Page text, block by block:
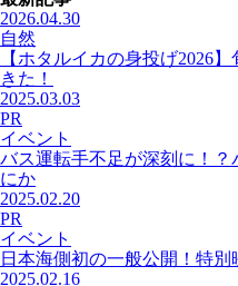
2026.04.30
自然
【ホタルイカの身投げ2026
きた！
2025.03.03
PR
イベント
バス運転手不足が深刻に！
にか
2025.02.20
PR
イベント
日本海側初の一般公開！特別
2025.02.16